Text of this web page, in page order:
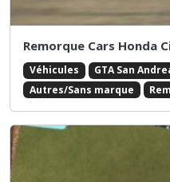
Remorque Cars Honda
Véhicules GTA San
Autres/Sans marque